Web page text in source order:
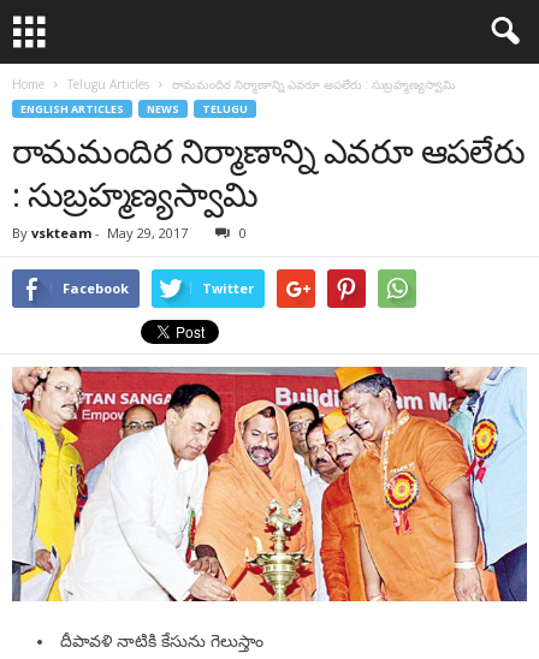
Home Telugu Articles రామమందిర నిర్మాణాన్ని ఎవరూ ఆపలేరు : సుబ్రహ్మణ్యస్వామి
ENGLISH ARTICLES NEWS TELUGU
రామమందిర నిర్మాణాన్ని ఎవరూ ఆపలేరు
: సుబ్రహ్మణ్యస్వామి
By vskteam - May 29, 2017 0
Facebook Twitter
దీపావళి నాటికి కేసును గెలుస్తాం